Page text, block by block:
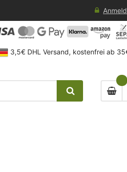
3,5€ DHL Versand, kostenfrei ab